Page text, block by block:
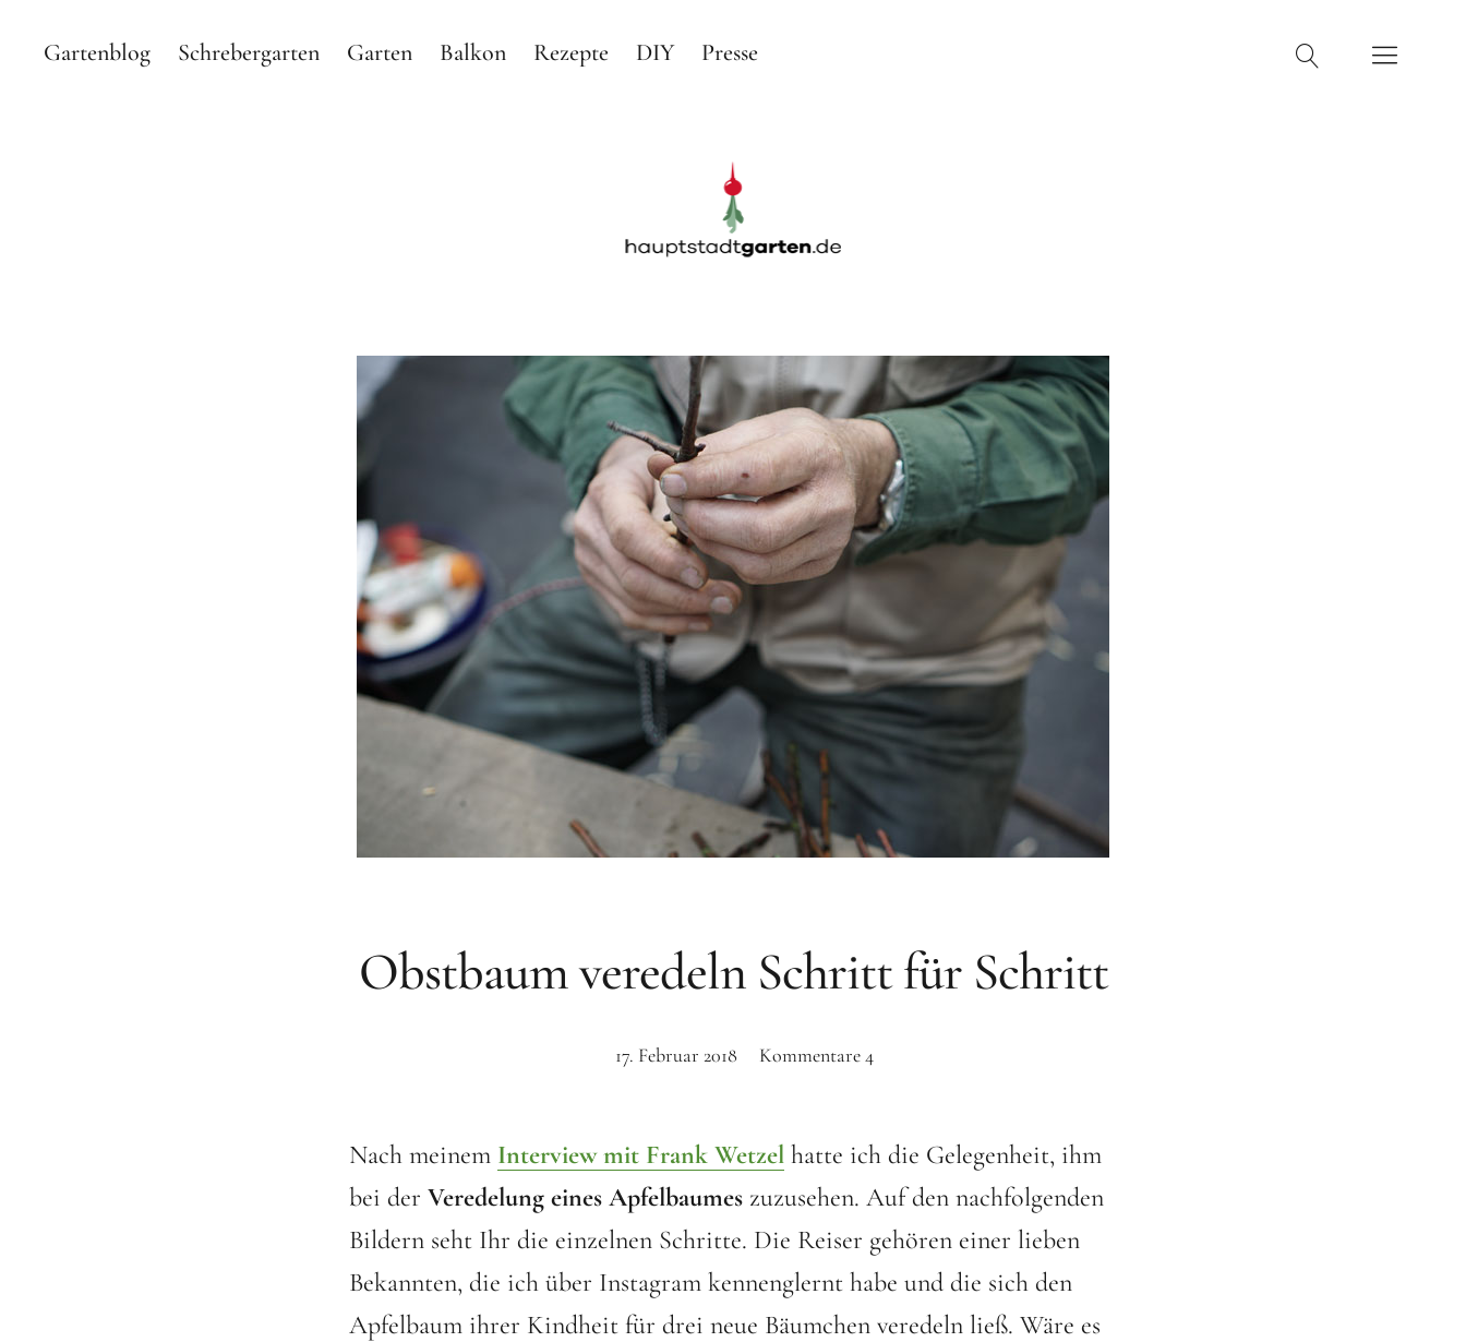
Gartenblog Schrebergarten Garten Balkon Rezepte DIY Presse
Obstbaum veredeln Schritt für Schritt
17. Februar 2018 Kommentare 4
Nach meinem Interview mit Frank Wetzel hatte ich die Gelegenheit, ihm
bei der Veredelung eines Apfelbaumeszuzusehen. Auf den nachfolgenden
Bildern seht Ihr die einzelnen Schritte. Die Reiser gehören einer lieben
Bekannten, die ich über Instagram kennenglernt habe und die sich den
Apfelbaum ihrer Kindheit für drei neue Bäumchen veredeln ließ. Wäre es